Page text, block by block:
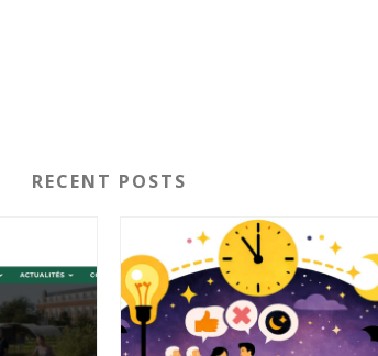
RECENT POSTS